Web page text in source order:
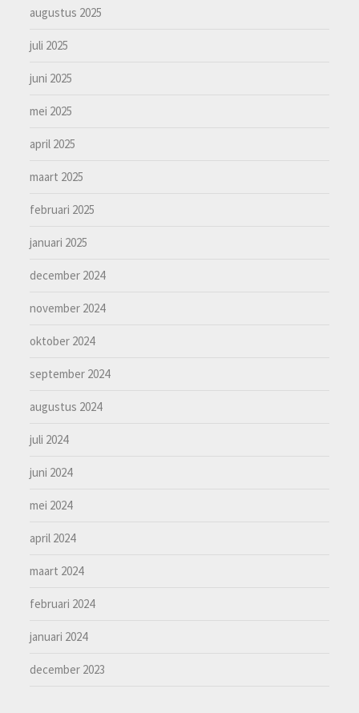
augustus 2025
juli 2025
juni 2025
mei 2025
april 2025
maart 2025
februari 2025
januari 2025
december 2024
november 2024
oktober 2024
september 2024
augustus 2024
juli 2024
juni 2024
mei 2024
april 2024
maart 2024
februari 2024
januari 2024
december 2023